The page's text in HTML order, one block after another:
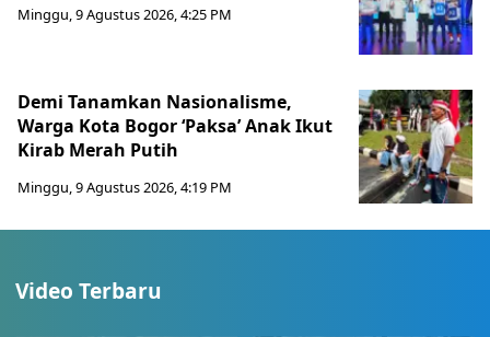
Minggu, 9 Agustus 2026, 4:25 PM
Demi Tanamkan Nasionalisme,
Warga Kota Bogor ‘Paksa’ Anak Ikut
Kirab Merah Putih
Minggu, 9 Agustus 2026, 4:19 PM
Video Terbaru